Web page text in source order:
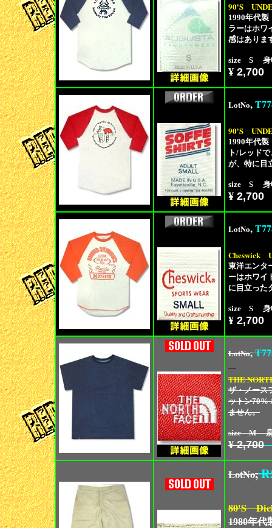
90'S
1990年代
ラーはホワ
感はありま
size S 身
¥ 2,700
LotNo,
90'S
1990年代
ト/レッド
が、特に目
size S 身
¥ 2,700
LotNo,
Cheswick
東洋エンタ
ーはホワイ
に目立った
size S 身
¥ 2,700
LotNo,
THE
ザ・ノース
ットン70%
ません。
size M 肩
¥ 2,700
LotNo,
80'S
1980年